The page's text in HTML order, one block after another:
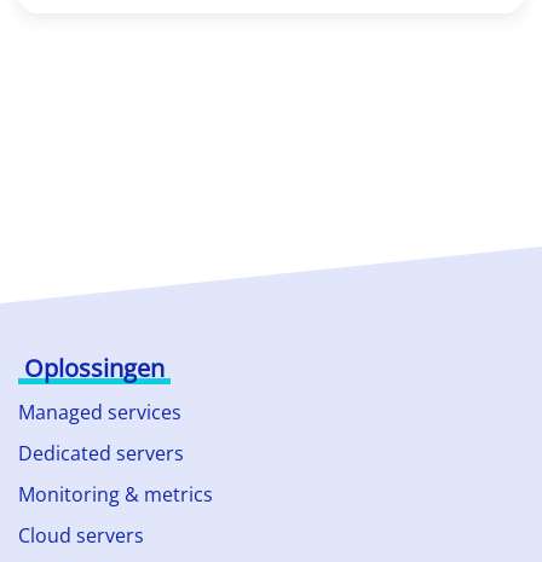
Oplossingen
Managed services
Dedicated servers
Monitoring & metrics
Cloud servers